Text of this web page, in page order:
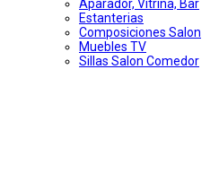
Aparador, Vitrina, Bar
Estanterias
Composiciones Salon
Muebles TV
Sillas Salon Comedor